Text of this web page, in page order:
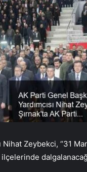
Nihat Zeybekci, “31